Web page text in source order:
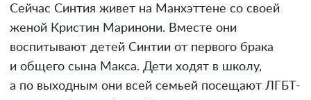
Сейчас Синтия живет на Манхэттене со своей
женой Кристин Маринони. Вместе они
воспитывают детей Синтии от первого брака
и общего сына Макса. Дети ходят в школу,
а по выходным они всей семьей посещают ЛГБТ-